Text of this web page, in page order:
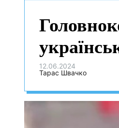
12.06.2024
Тарас Швачко